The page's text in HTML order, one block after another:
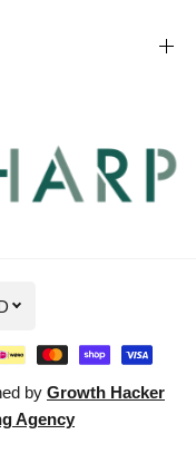
by Growth Hacker
Agency